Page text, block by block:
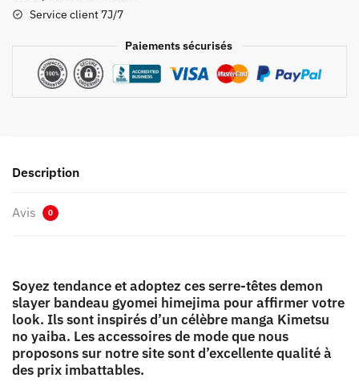
Bandeau
Gyomei
Service client 7J/7
Paiements sécurisés
Description
Avis 0
Soyez tendance et adoptez ces serre-têtes demon
slayer bandeau gyomei himejima pour affirmer votre
look. Ils sont inspirés d’un célèbre manga Kimetsu
no yaiba. Les accessoires de mode que nous
proposons sur notre site sont d’excellente qualité à
des prix imbattables.